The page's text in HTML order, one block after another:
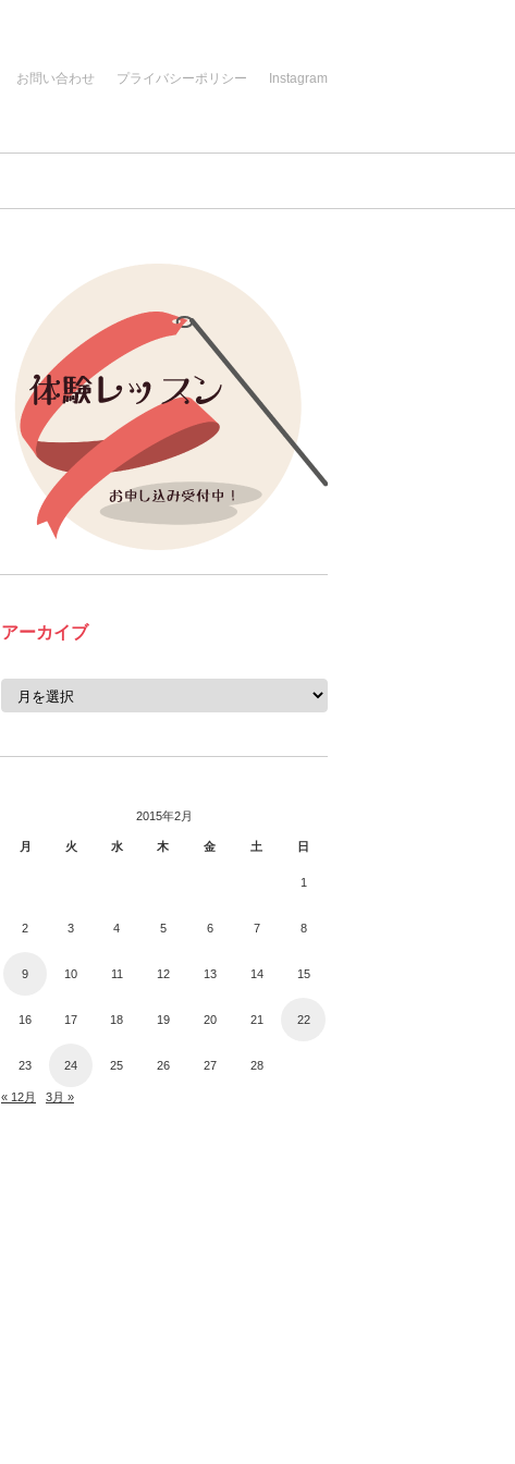
お問い合わせ プライバシーポリシー Instagram
アーカイブ
ア
2015年2月
月 火 水 木 金 土 日
1
2 3 4 5 6 7 8
9 10 11 12 13 14 15
16 17 18 19 20 21 22
23 24 25 26 27 28
« 12月 3月 »